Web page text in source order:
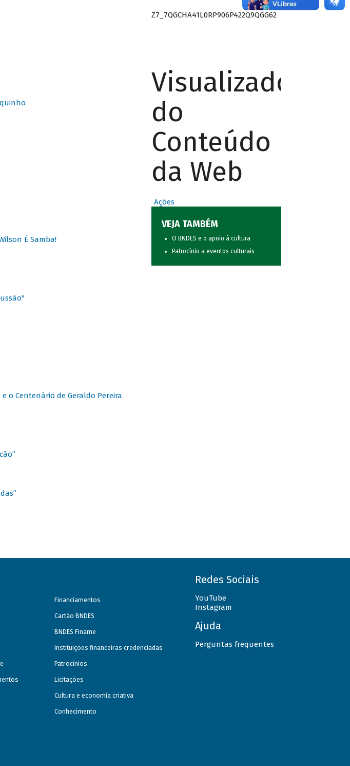
É Samba!
o Centenário de Geraldo Pereira
Z7_7QGCHA41L0RP906P422Q9QGG62
Visualizador
do
Conteúdo
da Web
Ações
VEJA TAMBÉM
O BNDES e o apoio à cultura
Patrocínio a eventos culturais
Financiamentos
Cartão BNDES
BNDES Finame
Instituições financeiras credenciadas
Patrocínios
Licitações
Cultura e economia criativa
Conhecimento
Redes Sociais
YouTube
Instagram
Ajuda
Perguntas frequentes